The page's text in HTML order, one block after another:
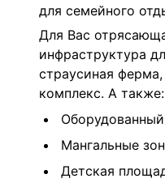
для семейного
Для Вас
инфраструктура
страусиная
комплекс. А также:
Мангальные
Детская